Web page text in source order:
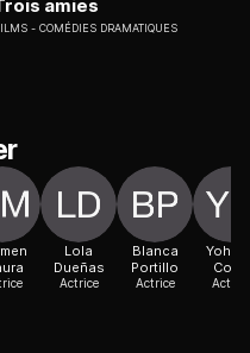
amies
COMÉDIES DRAMATIQUES
Lola
Dueñas
Actrice
Blanca
Portillo
Actrice
Cobo
Actrice